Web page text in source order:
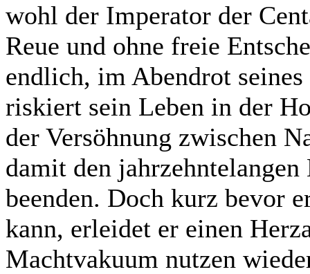
wohl der Imperator der
Reue und ohne freie
endlich, im Abendrot
riskiert sein Leben in der
der Versöhnung zwischen
damit den
beenden. Doch kurz bevor
kann, erleidet er einen
Machtvakuum nutzen